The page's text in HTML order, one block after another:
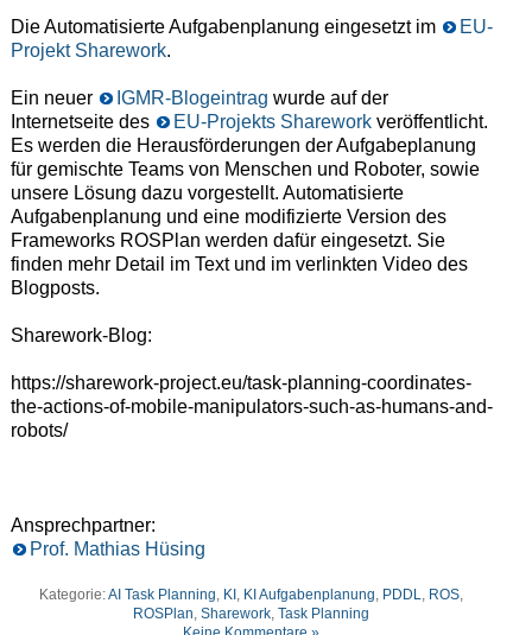
Die Automatisierte Aufgabenplanung eingesetzt im
EU-
Projekt Sharework.
Ein neuer IGMR-Blogeintrag wurde auf der
Internetseite des
EU-Projekts Shareworkveröffentlicht.
Es werden die Herausförderungen der Aufgabeplanung
für gemischte Teams von Menschen und Roboter, sowie
unsere Lösung dazu vorgestellt. Automatisierte
Aufgabenplanung und eine modifizierte Version des
Frameworks ROSPlan werden dafür eingesetzt. Sie
finden mehr Detail im Text und im verlinkten Video des
Blogposts.
Sharework-Blog:
https://sharework-project.eu/task-planning-coordinates-
the-actions-of-mobile-manipulators-such-as-humans-and-
robots/
Ansprechpartner:
Prof. Mathias Hüsing
Kategorie:AI Task Planning, KI , KI Aufgabenplanung, PDDL, ROS,
ROSPlan,Sharework,Task Planning